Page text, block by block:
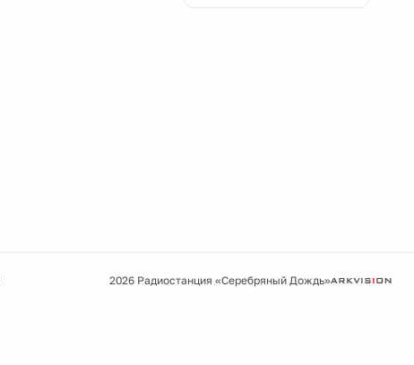
2026 Радиостанция «Серебряный Дождь»